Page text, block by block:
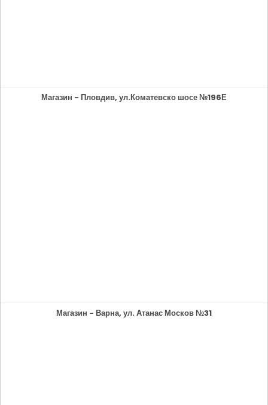
Магазин - Пловдив, ул.Коматевско шосе №196Е
Магазин - Варна, ул. Атанас Москов №31